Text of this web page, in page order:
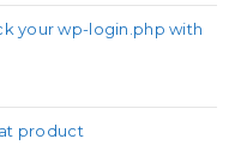
your wp-login.php with
product